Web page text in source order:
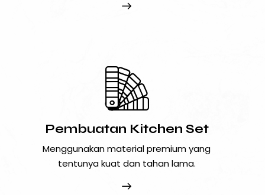
Pembuatan Kitchen Set
Menggunakan material premium yang
tentunya kuat dan tahan lama.